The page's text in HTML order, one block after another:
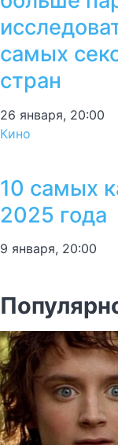
самых
стран
26 января, 20:00
Кино
10 самых
2025 года
9 января, 20:00